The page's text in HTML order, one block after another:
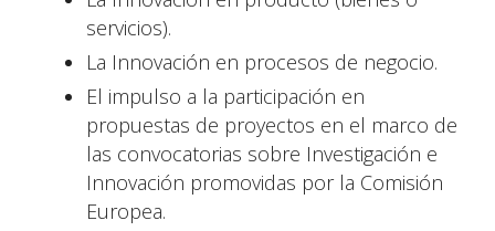
servicios).
La Innovación en procesos de negocio.
El impulso a la participación en
propuestas de proyectos en el marco de
las convocatorias sobre Investigación e
Innovación promovidas por la Comisión
Europea.